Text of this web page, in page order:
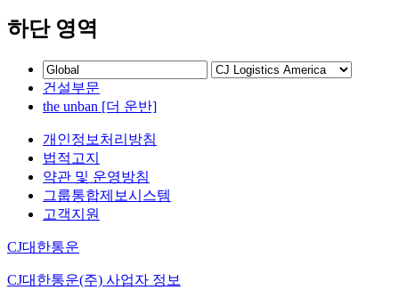
하단 영역
건설부문
the unban [더 운반]
개인정보처리방침
법적고지
약관 및 운영방침
그룹통합제보시스템
고객지원
CJ대한통운
CJ대한통운(주) 사업자 정보